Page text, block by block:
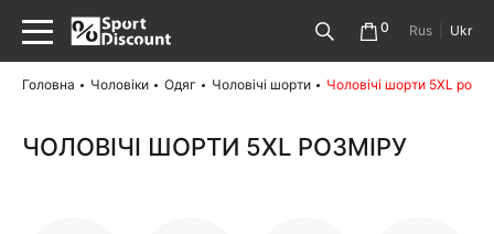
0 Rus Ukr
Головна Чоловіки Одяг Чоловічі шорти Чоловічі шорти 5XL
ЧОЛОВІЧІ ШОРТИ 5XL РОЗМІРУ